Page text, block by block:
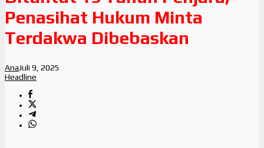
Penasihat Hukum Minta
Terdakwa Dibebaskan
AnaJuli 9, 2025
Headline